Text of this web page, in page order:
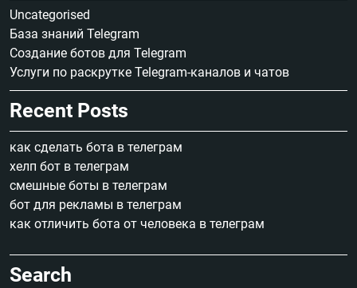
Uncategorised
База знаний Telegram
Создание ботов для Telegram
Услуги по раскрутке Telegram-каналов и чатов
Recent Posts
как сделать бота в телеграм
хелп бот в телеграм
смешные боты в телеграм
бот для рекламы в телеграм
как отличить бота от человека в телеграм
Search